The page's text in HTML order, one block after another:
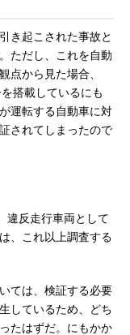
き起こされた事故と
ただし、これを自動
点から見た場合、
搭載しているにも
運転する自動車に対
されてしまったので
違反走行車両として
、これ以上調査する
ては、検証する必要
しているため、どち
たはずだ。にもかか